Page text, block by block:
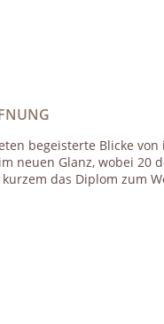
begeisterte Blicke
Glanz, wobei 20
der Sommelier des Hauses, Heribert Steiner,